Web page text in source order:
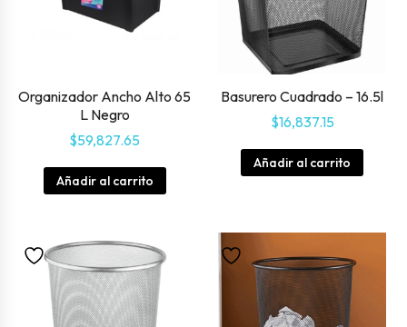
Organizador Ancho Alto 65
L Negro
$59,827.65
Añadir al carrito
Basurero Cuadrado – 16.5l
$16,837.15
Añadir al carrito